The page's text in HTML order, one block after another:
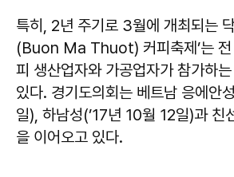
특히, 2년 주기로 3월에 개최되는
(Buon Ma Thuot) 커피축제’는 전
피 생산업자와 가공업자가 참가하
있다. 경기도의회는 베트남 응에안
일), 하남성(’17년 10월 12일)과 친
을 이어오고 있다.